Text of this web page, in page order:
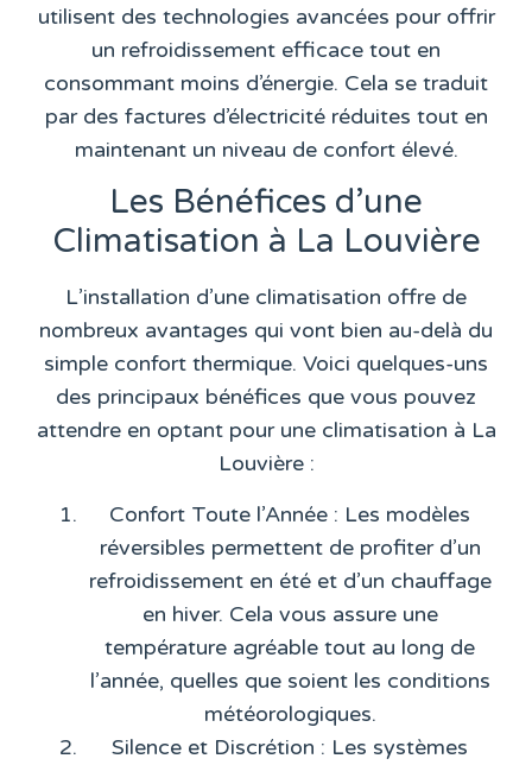
utilisent des technologies avancées pour offrir
un refroidissement efficace tout en
consommant moins d’énergie. Cela se traduit
par des factures d’électricité réduites tout en
maintenant un niveau de confort élevé.
Les Bénéfices d’une
Climatisation à La Louvière
L’installation d’une climatisation offre de
nombreux avantages qui vont bien au-delà du
simple confort thermique. Voici quelques-uns
des principaux bénéfices que vous pouvez
attendre en optant pour une climatisation à La
Louvière :
Confort Toute l’Année : Les modèles
réversibles permettent de profiter d’un
refroidissement en été et d’un chauffage
en hiver. Cela vous assure une
température agréable tout au long de
l’année, quelles que soient les conditions
météorologiques.
Silence et Discrétion : Les systèmes